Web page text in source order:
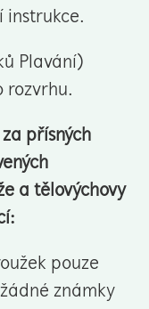
instrukce.
Plavání)
rozvrhu.
přísných
a tělovýchovy
pouze
známky